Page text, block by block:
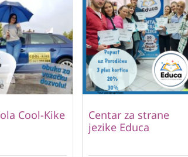
Cool-Kike
Centar za strane
jezike Educa